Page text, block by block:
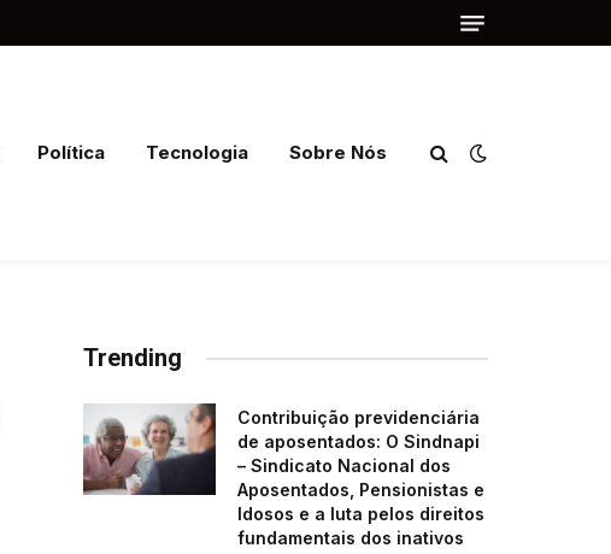
Política Tecnologia Sobre Nós
Trending
Contribuição previdenciária
de aposentados: O Sindnapi
– Sindicato Nacional dos
Aposentados, Pensionistas e
Idosos e a luta pelos direitos
fundamentais dos inativos